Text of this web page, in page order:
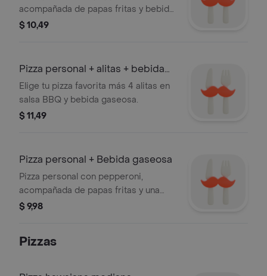
acompañada de papas fritas y bebida
gaseosa.
$ 10,49
Pizza personal + alitas + bebida
gaseosa
Elige tu pizza favorita más 4 alitas en
salsa BBQ y bebida gaseosa.
$ 11,49
Pizza personal + Bebida gaseosa
Pizza personal con pepperoni,
acompañada de papas fritas y una
bebida gaseosa.
$ 9,98
Pizzas